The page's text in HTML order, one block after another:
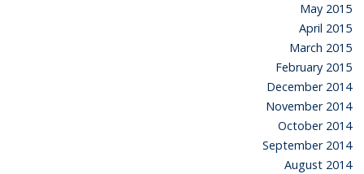
May 2015
April 2015
March 2015
February 2015
December 2014
November 2014
October 2014
September 2014
August 2014